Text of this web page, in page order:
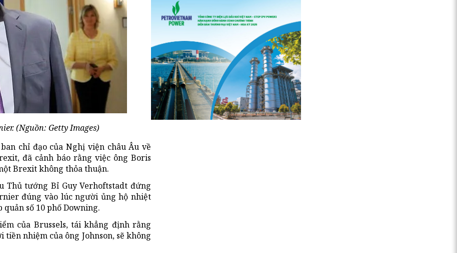
(Nguồn: Getty Images)
chỉ đạo của Nghị viện châu Âu về
đã cảnh báo rằng việc ông Boris
Brexit không thỏa thuận.
Thủ tướng Bỉ Guy Verhoftstadt đứng
đúng vào lúc người ủng hộ nhiệt
số 10 phố Downing.
của Brussels, tái khẳng định rằng
nhiệm của ông Johnson, sẽ không